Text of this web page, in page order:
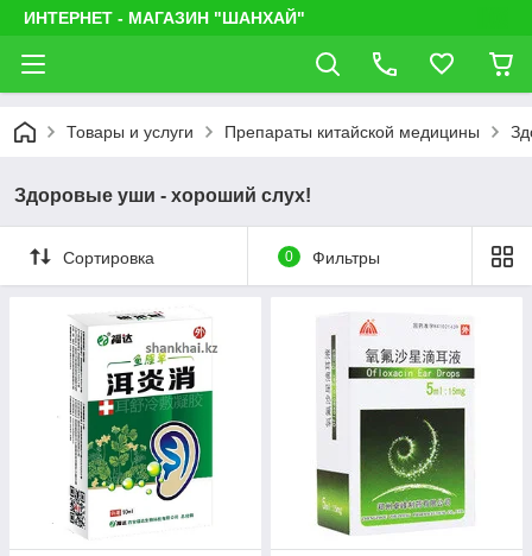
ИНТЕРНЕТ - МАГАЗИН "ШАНХАЙ"
Товары и услуги Препараты китайской медицины
Здоровые уши - хороший слух!
Сортировка 0 Фильтры